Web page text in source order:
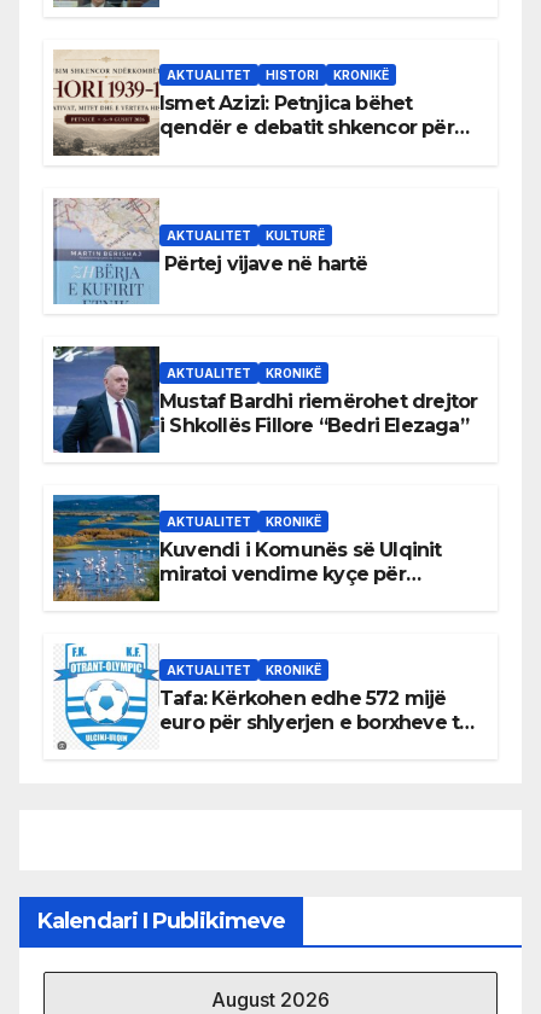
AKTUALITET HISTORI KRONIKË
Ismet Azizi: Petnjica bëhet
qendër e debatit shkencor për
AKTUALITET KULTURË
Përtej vijave në hartë
AKTUALITET KRONIKË
Mustaf Bardhi riemërohet drejtor
i Shkollës Fillore “Bedri Elezaga”
AKTUALITET KRONIKË
Kuvendi i Komunës së Ulqinit
miratoi vendime kyçe për
AKTUALITET KRONIKË
Tafa: Kërkohen edhe 572 mijë
euro për shlyerjen e borxheve të
Kalendari I Publikimeve
August 2026